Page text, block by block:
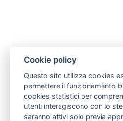
Cookie policy
Questo sito utilizza cookies
permettere il funzionamento
cookies statistici per
utenti interagiscono con lo
saranno attivi solo previa